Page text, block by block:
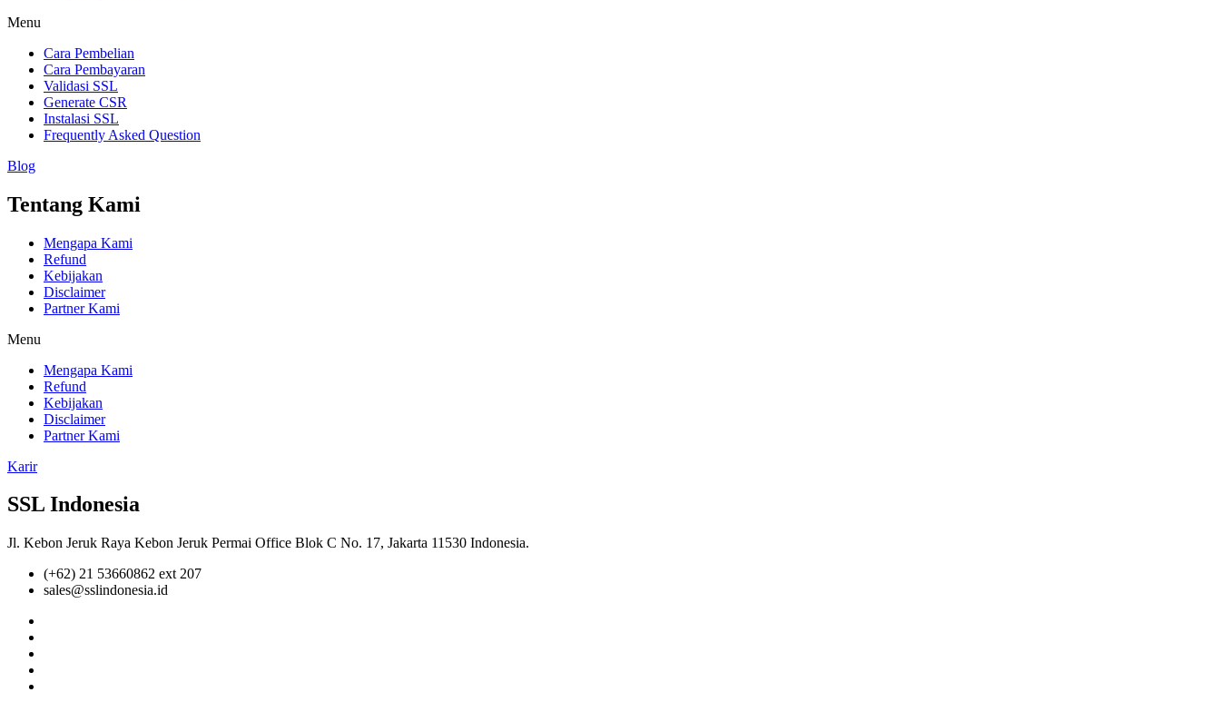
Menu
Cara Pembelian
Cara Pembayaran
Validasi SSL
Generate CSR
Instalasi SSL
Frequently Asked Question
Blog
Tentang Kami
Mengapa Kami
Refund
Kebijakan
Disclaimer
Partner Kami
Menu
Mengapa Kami
Refund
Kebijakan
Disclaimer
Partner Kami
Karir
SSL Indonesia
Jl. Kebon Jeruk Raya Kebon Jeruk Permai Office Blok C No. 17, Jakarta 11530 Indonesia.
(+62) 21 53660862 ext 207
sales@sslindonesia.id